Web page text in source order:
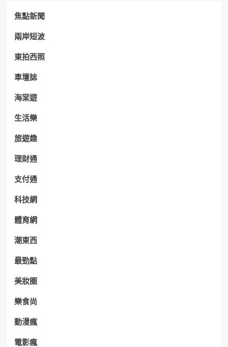
焦點新聞
兩岸短波
東拍西照
車壇誌
海棠遊
生活樂
旅遊趣
理財通
支付通
科技網
體育網
潮東西
最勁點
美妝圈
樂食尚
動漫瘋
電影瘋